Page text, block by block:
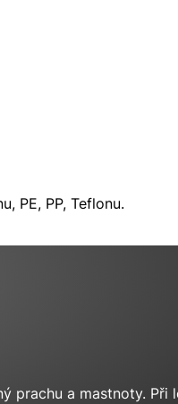
PE, PP, Teflonu.
prachu a mastnoty.